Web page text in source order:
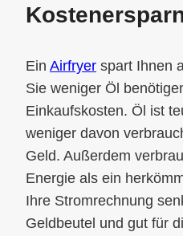
Ein Airfryer spart Ihnen
Sie weniger Öl
Einkaufskosten. Öl ist
weniger davon
Geld. Außerdem
Energie als ein
Ihre Stromrechnung
Geldbeutel und gut für